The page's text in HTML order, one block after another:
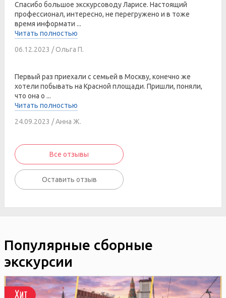
Спасибо большое экскурсоводу Ларисе. Настоящий
профессионал, интересно, не перегружено и в тоже
время информати ...
Читать полностью
06.12.2023 / Ольга П.
Первый раз приехали с семьей в Москву, конечно же
хотели побывать на Красной площади. Пришли, поняли,
что она о ...
Читать полностью
24.09.2023 / Анна Ж.
Все отзывы
Оставить отзыв
Популярные сборные
экскурсии
Хит